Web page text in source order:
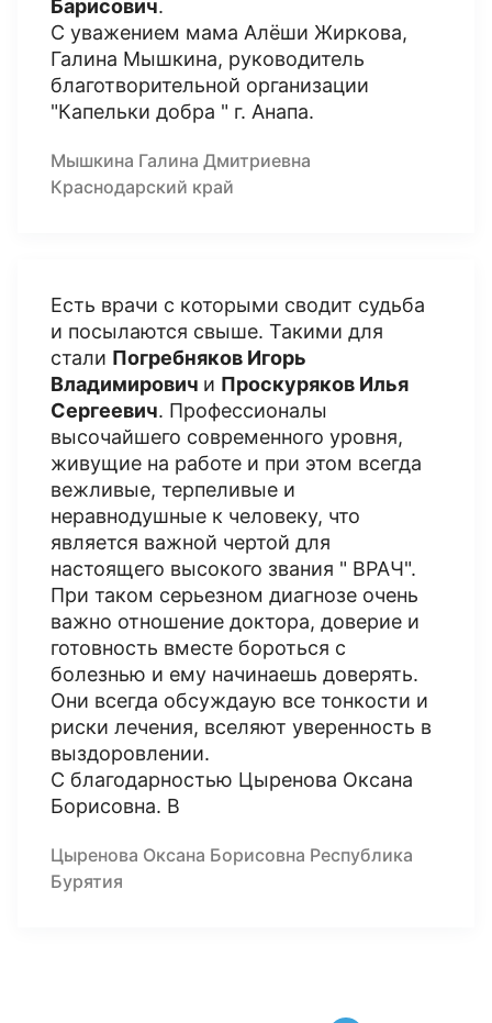
Барисович.
С уважением мама Алёши Жиркова,
Галина Мышкина, руководитель
благотворительной организации
"Капельки добра " г. Анапа.
Мышкина Галина Дмитриевна
Краснодарский край
Есть врачи с которыми сводит судьба
и посылаются свыше. Такими для
стали Погребняков Игорь
Владимирович и Проскуряков Илья
Сергеевич. Профессионалы
высочайшего современного уровня,
живущие на работе и при этом всегда
вежливые, терпеливые и
неравнодушные к человеку, что
является важной чертой для
настоящего высокого звания " ВРАЧ".
При таком серьезном диагнозе очень
важно отношение доктора, доверие и
готовность вместе бороться с
болезнью и ему начинаешь доверять.
Они всегда обсуждаую все тонкости и
риски лечения, вселяют уверенность в
выздоровлении.
С благодарностью Цыренова Оксана
Борисовна. B
Цыренова Оксана Борисовна Республика
Бурятия